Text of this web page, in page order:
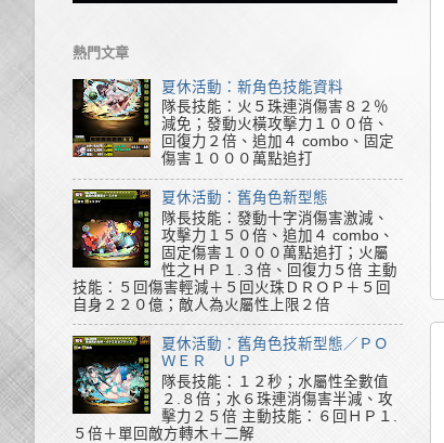
熱門文章
夏休活動：新角色技能資料
隊長技能：火５珠連消傷害８２％
減免；發動火橫攻擊力１００倍、
回復力２倍、追加４ combo、固定
傷害１０００萬點追打
夏休活動：舊角色新型態
隊長技能：發動十字消傷害激減、
攻擊力１５０倍、追加４ combo、
固定傷害１０００萬點追打；火屬
性之ＨＰ１.３倍、回復力５倍 主動
技能：５回傷害輕減＋５回火珠ＤＲＯＰ＋５回
自身２２０億；敵人為火屬性上限２倍
夏休活動：舊角色技新型態／ＰＯ
ＷＥＲ ＵＰ
隊長技能：１２秒；水屬性全數值
２.８倍；水６珠連消傷害半減、攻
擊力２５倍 主動技能：６回ＨＰ１.
５倍＋單回敵方轉木＋二解